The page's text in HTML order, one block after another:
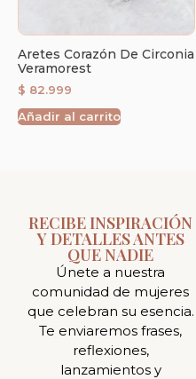
Aretes Corazón De Circonia
Veramorest
$ 82.999
Añadir al carrito
RECIBE INSPIRACIÓN
Y DETALLES ANTES
QUE NADIE
Únete a nuestra
comunidad de mujeres
que celebran su esencia.
Te enviaremos frases,
reflexiones,
lanzamientos y